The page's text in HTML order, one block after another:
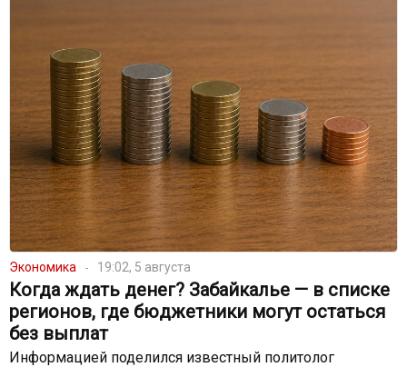
Экономика 19:02, 5 августа
Когда ждать денег? Забайкалье — в списке
регионов, где бюджетники могут остаться
без выплат
Информацией поделился известный политолог